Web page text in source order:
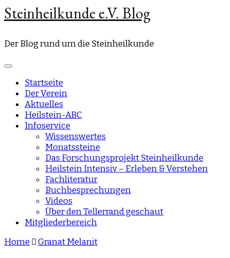
Steinheilkunde e.V. Blog
Der Blog rund um die Steinheilkunde
Startseite
Der Verein
Aktuelles
Heilstein-ABC
Infoservice
Wissenswertes
Monatssteine
Das Forschungsprojekt Steinheilkunde
Heilstein Intensiv – Erleben & Verstehen
Fachliteratur
Buchbesprechungen
Videos
Über den Tellerrand geschaut
Mitgliederbereich
Home
Granat Melanit